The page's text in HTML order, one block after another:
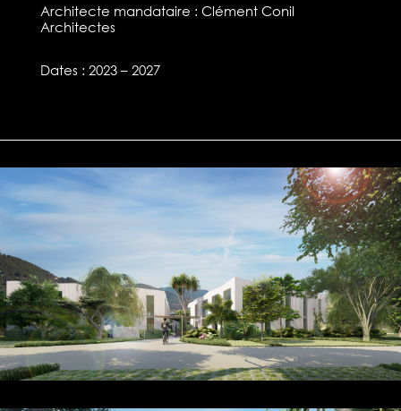
Architecte mandataire : Clément Conil
Architectes
Dates : 2023 – 2027